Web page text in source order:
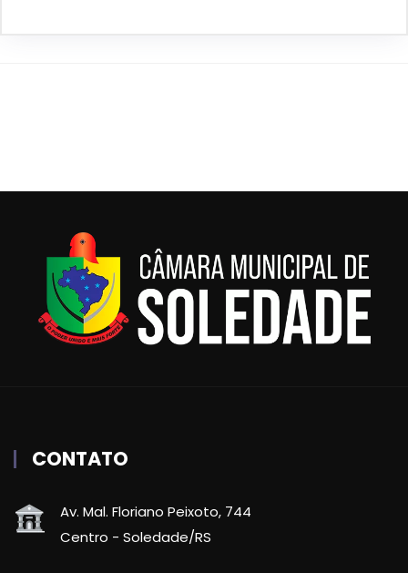
CONTATO
Av. Mal. Floriano Peixoto, 744
Centro - Soledade/RS